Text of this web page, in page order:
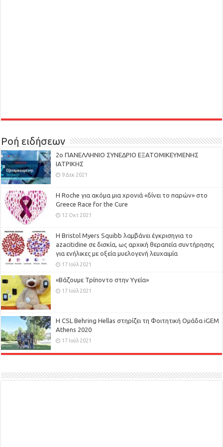
Ροή ειδήσεων
2ο ΠΑΝΕΛΛΗΝΙΟ ΣΥΝΕΔΡΙΟ ΕΞΑΤΟΜΙΚΕΥΜΕΝΗΣ
ΙΑΤΡΙΚΗΣ
9 Δεκ 2021
H Roche για ακόμα μια χρονιά «δίνει το παρών» στο
Greece Race for the Cure
12 Οκτ 2021
Η Bristol Myers Squibb λαμβάνει έγκρισηγια το
azacitidine σε δισκία, ως αρχική θεραπεία συντήρησης
για ενήλικες με οξεία μυελογενή λευχαιμία
17 Ιούλ 2021
«Βάζουμε Τρίποντο στην Υγεία»
17 Ιούλ 2021
H CSL Behring Hellas στηρίζει τη Φοιτητική Ομάδα iGEM
Athens 2020
17 Ιούλ 2021